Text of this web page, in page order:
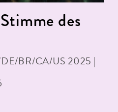
des
BR/CA/US 2025 |